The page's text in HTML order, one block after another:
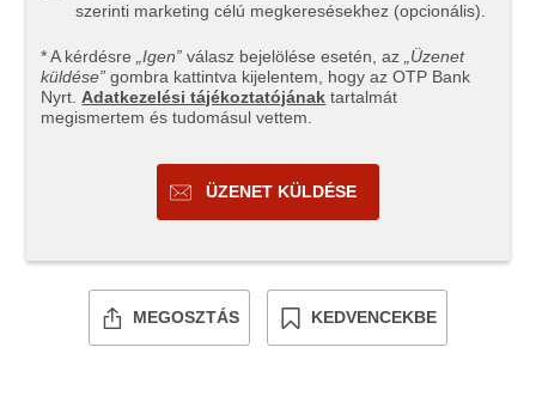
szerinti marketing célú megkeresésekhez (opcionális).
* A kérdésre „Igen” válasz bejelölése esetén, az
„Üzenet
küldése” gombra kattintva kijelentem, hogy az OTP Bank
Nyrt. Adatkezelési tájékoztatójának tartalmát
megismertem és tudomásul vettem.
ÜZENET KÜLDÉSE
MEGOSZTÁS KEDVENCEKBE